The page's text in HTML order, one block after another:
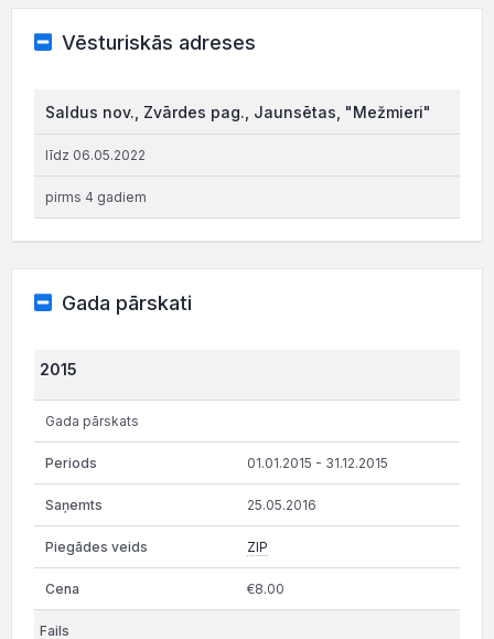
Vēsturiskās adreses
Saldus nov., Zvārdes pag., Jaunsētas, "Mežmieri"
līdz 06.05.2022
pirms 4 gadiem
Gada pārskati
2015
Gada pārskats
01.01.2015 - 31.12.2015
25.05.2016
ZIP
€8.00